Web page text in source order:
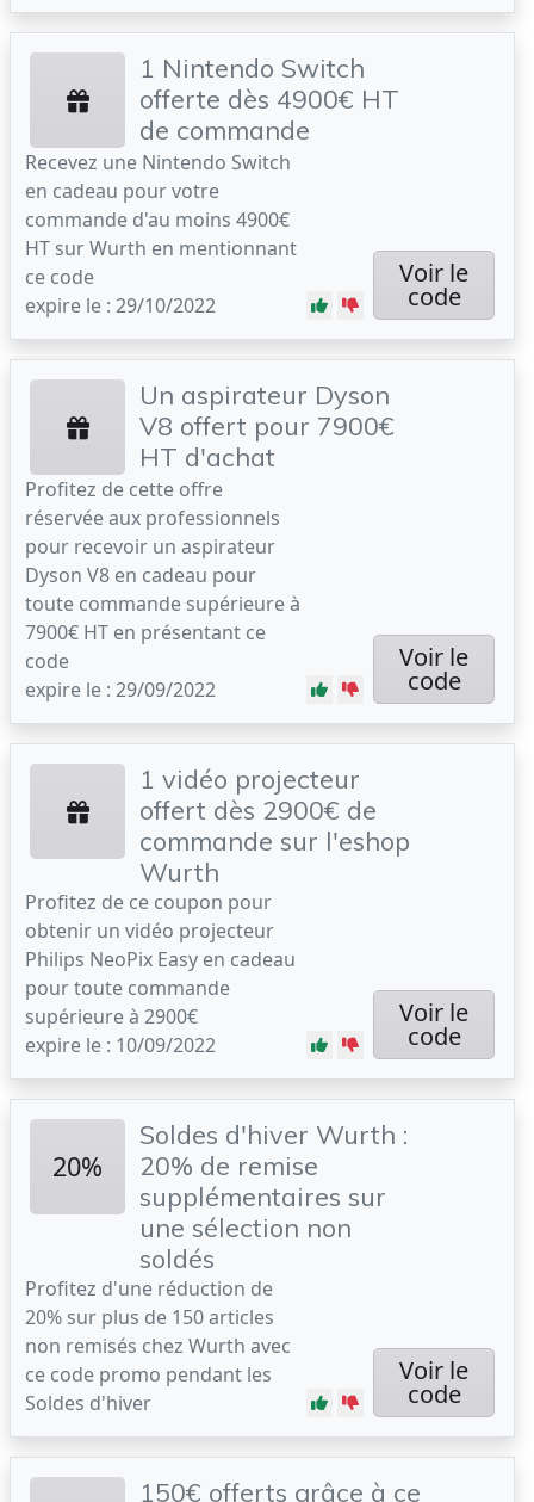
1 Nintendo Switch
offerte dès 4900€ HT
de commande
Recevez une Nintendo Switch
en cadeau pour votre
commande d'au moins 4900€
HT sur Wurth en mentionnant
ce code
expire le : 29/10/2022
Voir le
code
Un aspirateur Dyson
V8 offert pour 7900€
HT d'achat
Profitez de cette offre
réservée aux professionnels
pour recevoir un aspirateur
Dyson V8 en cadeau pour
toute commande supérieure à
7900€ HT en présentant ce
code
expire le : 29/09/2022
Voir le
code
1 vidéo projecteur
offert dès 2900€ de
commande sur l'eshop
Wurth
Profitez de ce coupon pour
obtenir un vidéo projecteur
Philips NeoPix Easy en cadeau
pour toute commande
supérieure à 2900€
expire le : 10/09/2022
Voir le
code
20%
Soldes d'hiver Wurth :
20% de remise
supplémentaires sur
une sélection non
soldés
Profitez d'une réduction de
20% sur plus de 150 articles
non remisés chez Wurth avec
ce code promo pendant les
Soldes d'hiver
Voir le
code
150€ offerts grâce à ce